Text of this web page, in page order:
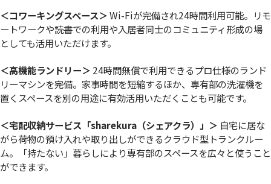
＜コワーキングスペース＞Wi-Fiが完備され24時間利用可能。リモ
ートワークや読書での利用や入居者同士のコミュニティ形成の場
としても活用いただけます。
＜高機能ランドリー＞ 24時間無償で利用できるプロ仕様のランド
リーマシンを完備。家事時間を短縮するほか、専有部の洗濯機を
置くスペースを別の用途に有効活用いただくことも可能です。
＜宅配収納サービス「sharekura（シェアクラ）」＞ 自宅に居な
がら荷物の預け入れや取り出しができるクラウド型トランクルー
ム。「持たない」暮らしにより専有部のスペースを広々と使うこと
ができます。